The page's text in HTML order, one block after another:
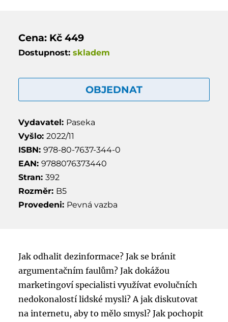
Cena: Kč 449
Dostupnost: skladem
OBJEDNAT
Vydavatel: Paseka
Vyšlo: 2022/11
ISBN: 978-80-7637-344-0
EAN: 9788076373440
Stran: 392
Rozměr: B5
Provedeni: Pevná vazba
Jak odhalit dezinformace? Jak se bránit
argumentačním faulům? Jak dokážou
marketingoví specialisti využívat evolučních
nedokonalostí lidské mysli? A jak diskutovat
na internetu, aby to mělo smysl? Jak pochopit